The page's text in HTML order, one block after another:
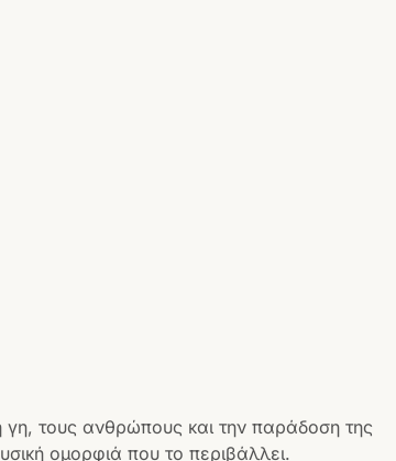
γη, τους ανθρώπους και την παράδοση της
ομορφιά που το περιβάλλει.